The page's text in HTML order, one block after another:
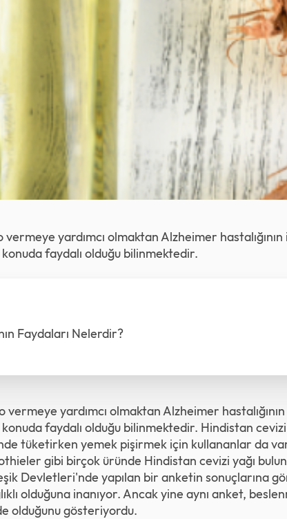
vermeye yardımcı olmaktan Alzheimer
faydalı olduğu bilinmektedir.
Faydaları Nelerdir?
vermeye yardımcı olmaktan Alzheimer
faydalı olduğu bilinmektedir. Hindistan cevizi
tüketirken yemek pişirmek için kullananlar da
gibi birçok üründe Hindistan cevizi yağı
Devletleri'nde yapılan bir anketin sonuçlarına
olduğuna inanıyor. Ancak yine aynı anket,
olduğunu gösteriyordu.